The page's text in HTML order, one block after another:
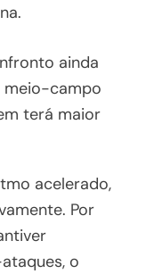
ainda
meio-campo
terá maior
acelerado,
Por
o